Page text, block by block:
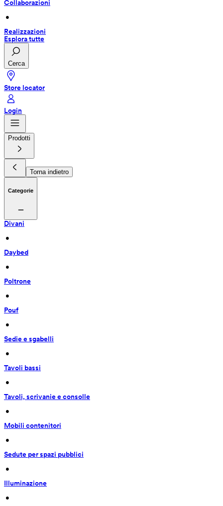
Collaborazioni
•
Realizzazioni
Esplora tutte
Cerca
Store locator
Login
Prodotti
Torna indietro
Categorie
Divani
•
Daybed
•
Poltrone
•
Pouf
•
Sedie e sgabelli
•
Tavoli bassi
•
Tavoli, scrivanie e consolle
•
Mobili contenitori
•
Sedute per spazi pubblici
•
Illuminazione
•